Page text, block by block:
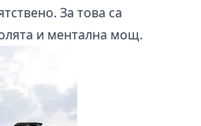
За това са
и ментална мощ.